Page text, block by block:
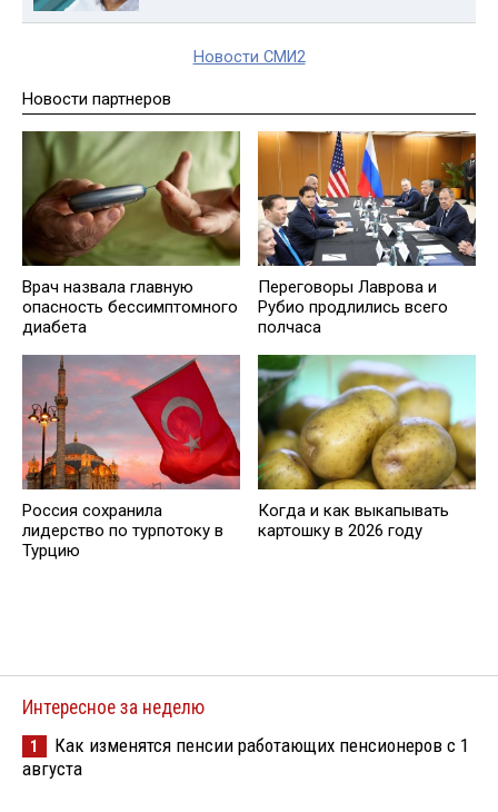
Новости СМИ2
Новости партнеров
Врач назвала главную
опасность бессимптомного
диабета
Переговоры Лаврова и
Рубио продлились всего
полчаса
Россия сохранила
лидерство по турпотоку в
Турцию
Когда и как выкапывать
картошку в 2026 году
Интересное за неделю
1
Как изменятся пенсии работающих пенсионеров с 1
августа